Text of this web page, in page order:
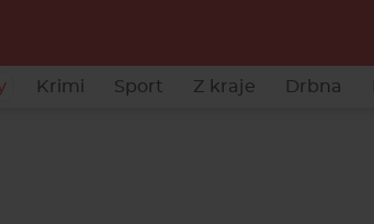
Krimi Sport Z kraje Drbna